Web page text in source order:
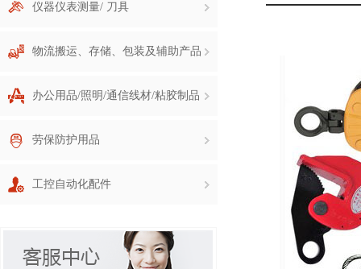
仪器仪表测量/ 刀具
物流搬运、存储、包装及辅助产品
办公用品/照明/通信线材/粘胶制品
劳保防护用品
工控自动化配件